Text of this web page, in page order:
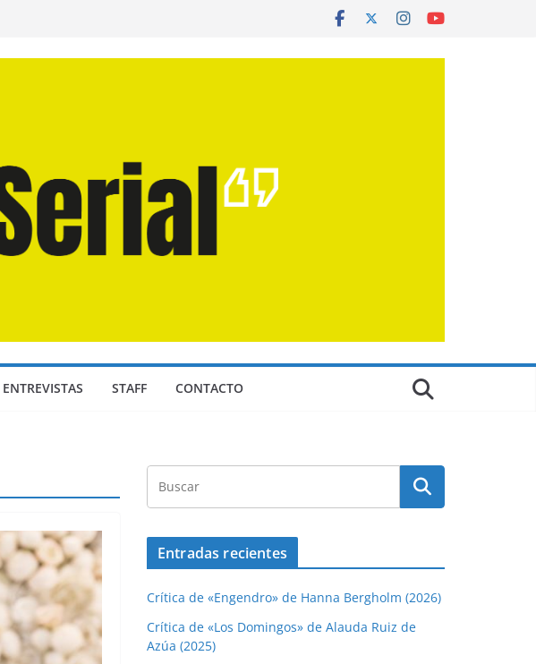
ENTREVISTAS STAFF CONTACTO
Entradas recientes
Crítica de «Engendro» de Hanna Bergholm (2026)
Crítica de «Los Domingos» de Alauda Ruiz de
Azúa (2025)